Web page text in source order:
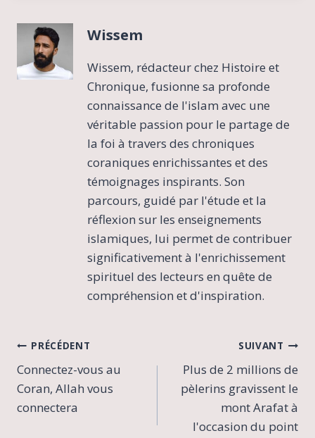
Wissem
Wissem, rédacteur chez Histoire et
Chronique, fusionne sa profonde
connaissance de l'islam avec une
véritable passion pour le partage de
la foi à travers des chroniques
coraniques enrichissantes et des
témoignages inspirants. Son
parcours, guidé par l'étude et la
réflexion sur les enseignements
islamiques, lui permet de contribuer
significativement à l'enrichissement
spirituel des lecteurs en quête de
compréhension et d'inspiration.
Navigation
de
l’article
PRÉCÉDENT
Connectez-vous au
Coran, Allah vous
connectera
SUIVANT
Plus de 2 millions de
pèlerins gravissent le
mont Arafat à
l'occasion du point